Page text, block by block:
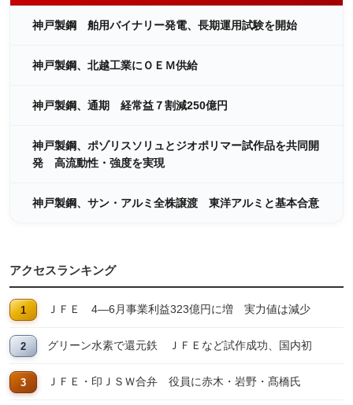
神戸製鋼 舶用バイナリー発電、長期運用試験を開始
神戸製鋼、北越工業にＯＥＭ供給
神戸製鋼、通期 経常益７割減250億円
神戸製鋼、ポゾリスソリュとジオポリマー試作品を共同開
発 高流動性・強度を実現
神戸製鋼、サン・アルミ全株譲渡 東洋アルミと基本合意
アクセスランキング
ＪＦＥ 4―6月事業利益323億円に増 実力値は減少
グリーン水素で還元鉄 ＪＦＥなど試作成功、国内初
ＪＦＥ・印ＪＳＷ合弁 役員に赤木・岩野・髙橋氏